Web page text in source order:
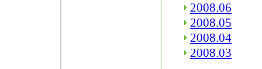
2008.06
2008.05
2008.04
2008.03